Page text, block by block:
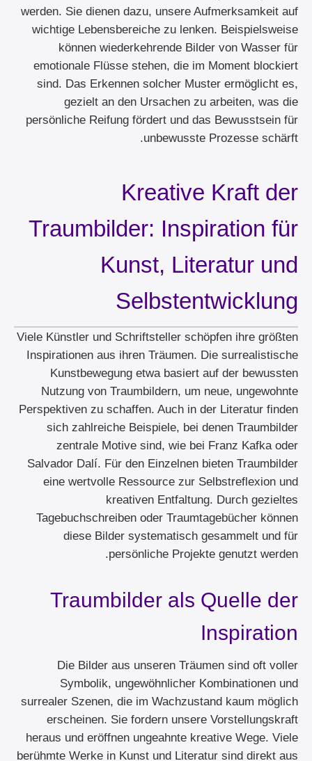
werden. Sie dienen dazu, unsere Aufmerksamkeit auf
wichtige Lebensbereiche zu lenken. Beispielsweise
können wiederkehrende Bilder von Wasser für
emotionale Flüsse stehen, die im Moment blockiert
sind. Das Erkennen solcher Muster ermöglicht es,
gezielt an den Ursachen zu arbeiten, was die
persönliche Reifung fördert und das Bewusstsein für
unbewusste Prozesse schärft.
Kreative Kraft der
Traumbilder: Inspiration für
Kunst, Literatur und
Selbstentwicklung
Viele Künstler und Schriftsteller schöpfen ihre größten
Inspirationen aus ihren Träumen. Die surrealistische
Kunstbewegung etwa basiert auf der bewussten
Nutzung von Traumbildern, um neue, ungewohnte
Perspektiven zu schaffen. Auch in der Literatur finden
sich zahlreiche Beispiele, bei denen Traumbilder
zentrale Motive sind, wie bei Franz Kafka oder
Salvador Dalí. Für den Einzelnen bieten Traumbilder
eine wertvolle Ressource zur Selbstreflexion und
kreativen Entfaltung. Durch gezieltes
Tagebuchschreiben oder Traumtagebücher können
diese Bilder systematisch gesammelt und für
persönliche Projekte genutzt werden.
Traumbilder als Quelle der
Inspiration
Die Bilder aus unseren Träumen sind oft voller
Symbolik, ungewöhnlicher Kombinationen und
surrealer Szenen, die im Wachzustand kaum möglich
erscheinen. Sie fordern unsere Vorstellungskraft
heraus und eröffnen ungeahnte kreative Wege. Viele
berühmte Werke in Kunst und Literatur sind direkt aus